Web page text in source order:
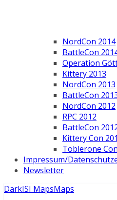
NordCon 2014
BattleCon
Operation
Kittery 2013
NordCon 2013
BattleCon
NordCon 2012
RPC 2012
BattleCon
Kittery Con
Toblerone
Impressum/
Newsletter
DarkISI MapsMaps